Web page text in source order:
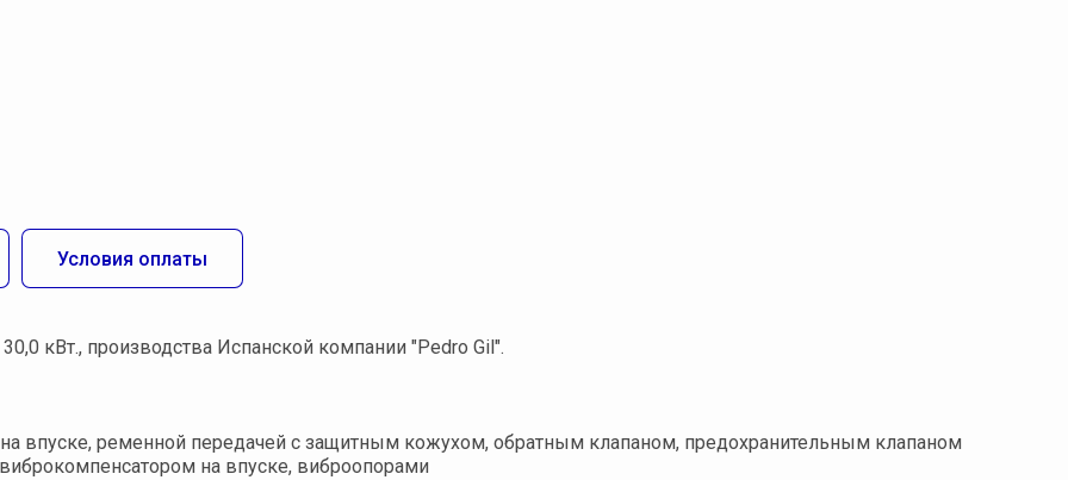
Условия оплаты
кВт., производства Испанской компании "Pedro Gil".
впуске, ременной передачей с защитным кожухом, обратным клапаном, предохранительным клапаном
на впуске, виброопорами